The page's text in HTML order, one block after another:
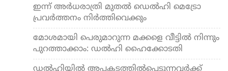
ഇന്ന് അർധരാത്രി മുതൽ ഡെല്‍ഹി മെട്രോ
പ്രവര്‍ത്തനം നിര്‍ത്തിവെക്കും
മോശമായി പെരുമാറുന്ന മക്കളെ വീട്ടില്‍ നിന്നും
പുറത്താക്കാം: ഡല്‍ഹി ഹൈക്കോടതി
ഡല്‍ഹിയില്‍ അപകടത്തില്‍പ്പെടുന്നവര്‍ക്ക്